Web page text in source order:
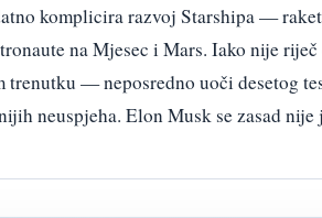
komplicira razvoj Starshipa —
na Mjesec i Mars. Iako nije
— neposredno uoči desetog
neuspjeha. Elon Musk se zasad